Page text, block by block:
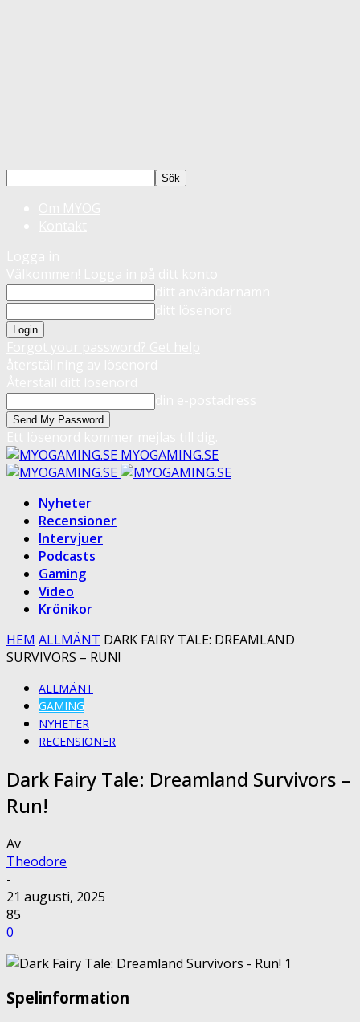
MYOGAMING.SE
Nyheter
Recensioner
Intervjuer
Podcasts
Gaming
Video
Krönikor
HEM ALLMÄNT DARK FAIRY TALE: DREAMLAND
SURVIVORS – RUN!
ALLMÄNT
GAMING
NYHETER
RECENSIONER
Dark Fairy Tale: Dreamland Survivors –
Run!
Av
Theodore
-
21 augusti, 2025
85
0
Spelinformation